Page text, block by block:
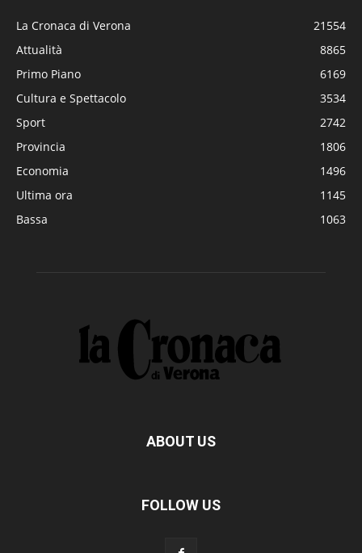
La Cronaca di Verona
21554
Attualità
8865
Primo Piano
6169
Cultura e Spettacolo
3534
Sport
2742
Provincia
1806
Economia
1496
Ultima ora
1145
Bassa
1063
ABOUT US
FOLLOW US